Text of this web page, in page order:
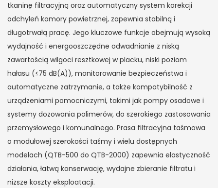
tkaninę filtracyjną oraz automatyczny system korekcji
odchyleń komory powietrznej, zapewnia stabilną i
długotrwałą pracę. Jego kluczowe funkcje obejmują wysoką
wydajność i energooszczędne odwadnianie z niską
zawartością wilgoci resztkowej w placku, niski poziom
hałasu (≤75 dB(A)), monitorowanie bezpieczeństwa i
automatyczne zatrzymanie, a także kompatybilność z
urządzeniami pomocniczymi, takimi jak pompy osadowe i
systemy dozowania polimerów, do szerokiego zastosowania
przemysłowego i komunalnego. Prasa filtracyjna taśmowa
o modułowej szerokości taśmy i wielu dostępnych
modelach (QTB-500 do QTB-2000) zapewnia elastyczność
działania, łatwą konserwację, wydajne zbieranie filtratu i
niższe koszty eksploatacji.